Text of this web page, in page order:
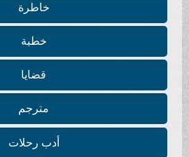
خاطرة
خطبة
قضايا
مترجم
أدب رحلات